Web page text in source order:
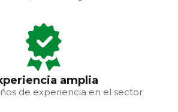
amplia
de experiencia en el sector